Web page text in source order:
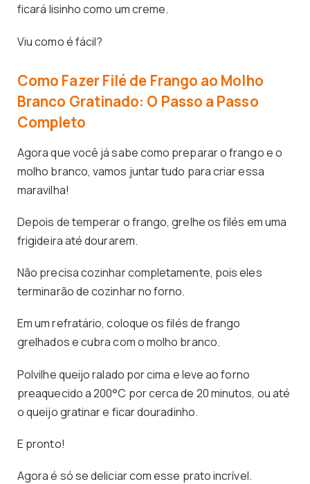
ficará lisinho como um creme.
Viu como é fácil?
Como Fazer Filé de Frango ao Molho
Branco Gratinado: O Passo a Passo
Completo
Agora que você já sabe como preparar o frango e o
molho branco, vamos juntar tudo para criar essa
maravilha!
Depois de temperar o frango, grelhe os filés em uma
frigideira até dourarem.
Não precisa cozinhar completamente, pois eles
terminarão de cozinhar no forno.
Em um refratário, coloque os filés de frango
grelhados e cubra com o molho branco.
Polvilhe queijo ralado por cima e leve ao forno
preaquecido a 200°C por cerca de 20 minutos, ou até
o queijo gratinar e ficar douradinho.
E pronto!
Agora é só se deliciar com esse prato incrível.